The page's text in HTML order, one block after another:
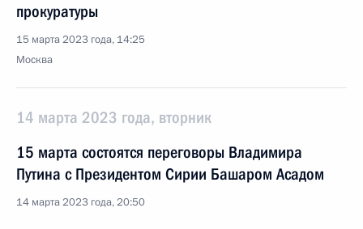
прокуратуры
15 марта 2023 года, 14:25
Москва
14 марта 2023 года, вторник
15 марта состоятся переговоры Владимира
Путина с Президентом Сирии Башаром Асадом
14 марта 2023 года, 20:50